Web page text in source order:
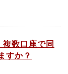
数口座で同
すか？